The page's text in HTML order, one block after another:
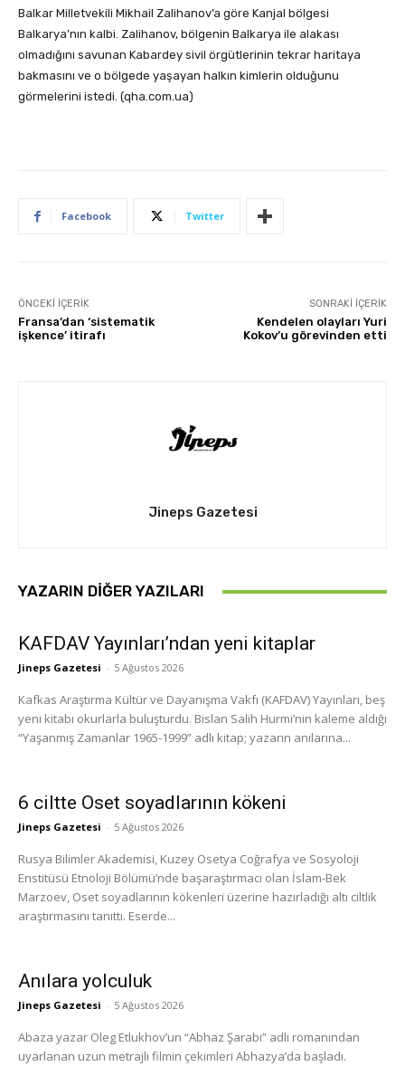
Balkar Milletvekili Mikhail Zalihanov’a göre Kanjal bölgesi
Balkarya’nın kalbi. Zalihanov, bölgenin Balkarya ile alakası
olmadığını savunan Kabardey sivil örgütlerinin tekrar haritaya
bakmasını ve o bölgede yaşayan halkın kimlerin olduğunu
görmelerini istedi. (qha.com.ua)
Facebook Twitter
ÖNCEKI İÇERIK
Fransa’dan ‘sistematik
işkence’ itirafı
SONRAKI İÇERIK
Kendelen olayları Yuri
Kokov’u görevinden etti
Jineps Gazetesi
YAZARIN DIĞER YAZILARI
KAFDAV Yayınları’ndan yeni kitaplar
Jineps Gazetesi - 5 Ağustos 2026
Kafkas Araştırma Kültür ve Dayanışma Vakfı (KAFDAV) Yayınları, beş
yeni kitabı okurlarla buluşturdu. Bislan Salih Hurmi’nin kaleme aldığı
“Yaşanmış Zamanlar 1965-1999” adlı kitap; yazarın anılarına...
6 ciltte Oset soyadlarının kökeni
Jineps Gazetesi - 5 Ağustos 2026
Rusya Bilimler Akademisi, Kuzey Osetya Coğrafya ve Sosyoloji
Enstitüsü Etnoloji Bölümü’nde başaraştırmacı olan İslam-Bek
Marzoev, Oset soyadlarının kökenleri üzerine hazırladığı altı ciltlik
araştırmasını tanıttı. Eserde...
Anılara yolculuk
Jineps Gazetesi - 5 Ağustos 2026
Abaza yazar Oleg Etlukhov’un “Abhaz Şarabı” adlı romanından
uyarlanan uzun metrajlı filmin çekimleri Abhazya’da başladı.